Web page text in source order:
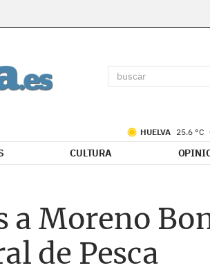
HUELVA 25.6 °C
CULTURA
a Moreno
de Pesca